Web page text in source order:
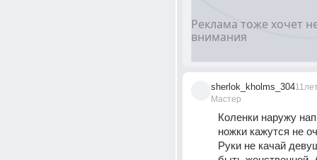
sherlok_kholms_304
Мастер
Коленки наружу
ножки кажутся не
Руки не качай